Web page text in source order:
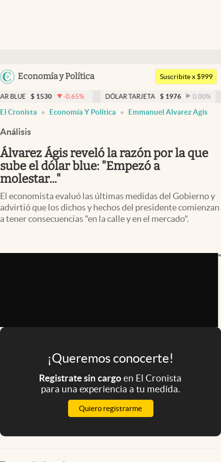
Argentina
Uruguay
Economía y Política
Members
Economía y Política
Finanzas y Mercados
Mercados Online
Negocios
Columnistas
Apertura
abre en nueva pestaña
Argentina
Suscribite x $999
-0.65% DÓLAR TARJETA $ 1976 0.00 % DÓLAR
El Cronista Economía Y Política Emmanuel Alvarez Agis
Análisis
Álvarez Ágis reveló la razón por la que
sube el dólar blue: "Empezó a
molestar..."
El economista evaluó las últimas medidas del Gobierno y
advirtió que los dichos y hechos del presidente comienzan
a tener consecuencias "en la calle y en el mercado".
"
¡Queremos conocerte!
Registrate sin cargoen El Cronista
para una experiencia a tu medida.
Quiero registrarme